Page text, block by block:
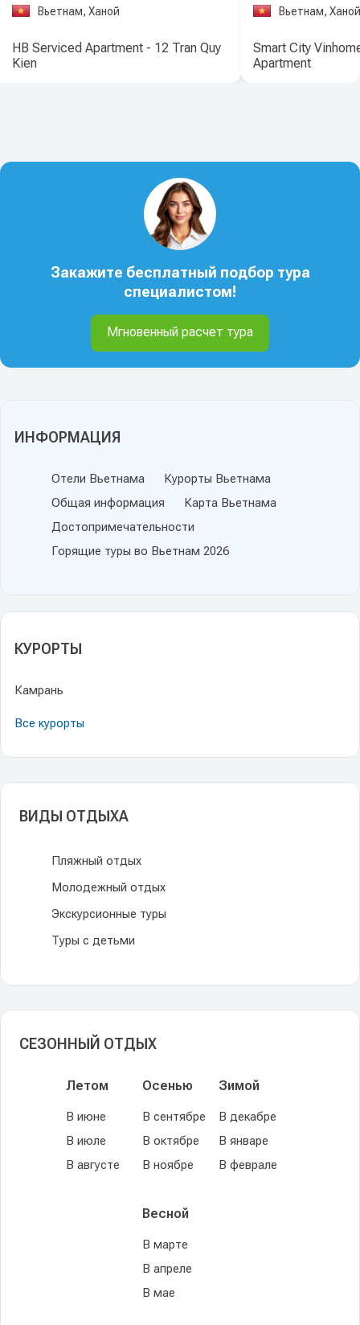
ИНФОРМАЦИЯ
Отели Вьетнама
Курорты Вьетнама
Общая информация
Карта Вьетнама
Достопримечательности
Горящие туры во Вьетнам 2026
КУРОРТЫ
Камрань
Все курорты
ВИДЫ ОТДЫХА
Пляжный отдых
Молодежный отдых
Экскурсионные туры
Туры с детьми
СЕЗОННЫЙ ОТДЫХ
Летом
В июне
В июле
В августе
Осенью
В сентябре
В октябре
В ноябре
Зимой
В декабре
В январе
В феврале
Весной
В марте
В апреле
В мае
Вьетнам, Ханой
HB Serviced Apartment - 12 Tran Quy
Kien
Вьетнам, Ханой
Smart City
Apartment
Закажите бесплатный подбор тура
специалистом!
Мгновенный расчет тура